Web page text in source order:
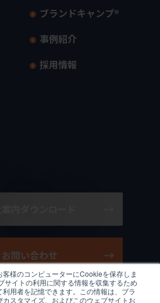
客様のコンピューターにCookieを保存しま
サイトの利用に関する情報を収集するため
用者を記憶できます。この情報は、ブラ
スタマイズ、およびこのウェブサイトお
ブランドキャンプ®
事例紹介
採用情報
お問い合わせ